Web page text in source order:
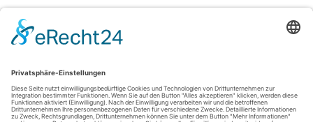
Kontakt
AGFEO GmbH & Co. KG
33647 Bielefeld